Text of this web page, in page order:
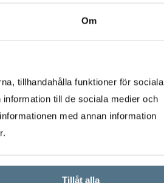
Om
tillhandahålla funktioner för sociala
till de sociala medier och
med annan information
Tillåt alla